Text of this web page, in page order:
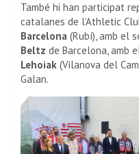
També hi han participat
catalanes de l’Athletic
Barcelona (Rubí), amb el
Beltz de Barcelona, amb
Lehoiak (Vilanova del
Galan.